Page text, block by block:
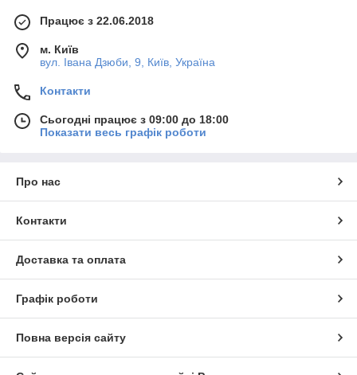
Працює з 22.06.2018
м. Київ
вул. Івана Дзюби, 9, Київ, Україна
Контакти
Сьогодні працює з 09:00 до 18:00
Показати весь графік роботи
Про нас
Контакти
Доставка та оплата
Графік роботи
Повна версія сайту